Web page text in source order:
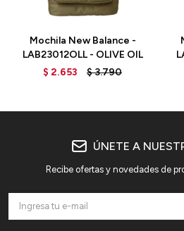
Mochila New Balance -
LAB23012OLL - OLIVE OIL
$ 2.653 $3.790
ÚNETE A
Recibe ofertas y novedades de